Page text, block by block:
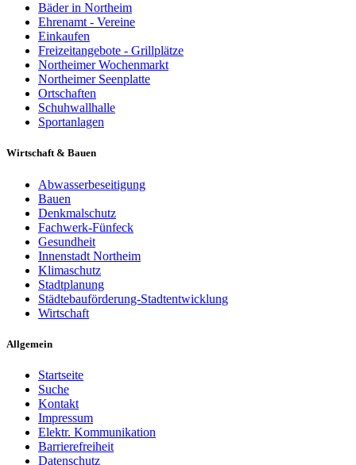
Bäder in Northeim
Ehrenamt - Vereine
Einkaufen
Freizeitangebote - Grillplätze
Northeimer Wochenmarkt
Northeimer Seenplatte
Ortschaften
Schuhwallhalle
Sportanlagen
Wirtschaft & Bauen
Abwasserbeseitigung
Bauen
Denkmalschutz
Fachwerk-Fünfeck
Gesundheit
Innenstadt Northeim
Klimaschutz
Stadtplanung
Städtebauförderung-Stadtentwicklung
Wirtschaft
Allgemein
Startseite
Suche
Kontakt
Impressum
Elektr. Kommunikation
Barrierefreiheit
Datenschutz